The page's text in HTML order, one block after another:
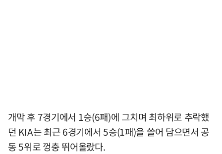
개막 후 7경기에서 1승(6패)에 그치며 최하위로 추락했
던 KIA는 최근 6경기에서 5승(1패)을 쓸어 담으면서 공
동 5위로 껑충 뛰어올랐다.